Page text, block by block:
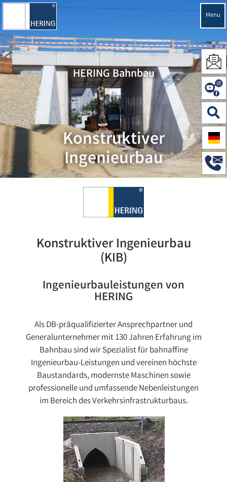
Menu
HERING Bahnbau
Konstruktiver
Ingenieurbau
Konstruktiver Ingenieurbau
(KIB)
Ingenieurbauleistungen von
HERING
Als DB-präqualifizierter Ansprechpartner und
Generalunternehmer mit 130 Jahren Erfahrung im
Bahnbau sind wir Spezialist für bahnaffine
Ingenieurbau-Leistungen und vereinen höchste
Baustandards, modernste Maschinen sowie
professionelle und umfassende Nebenleistungen
im Bereich des Verkehrsinfrastrukturbaus.